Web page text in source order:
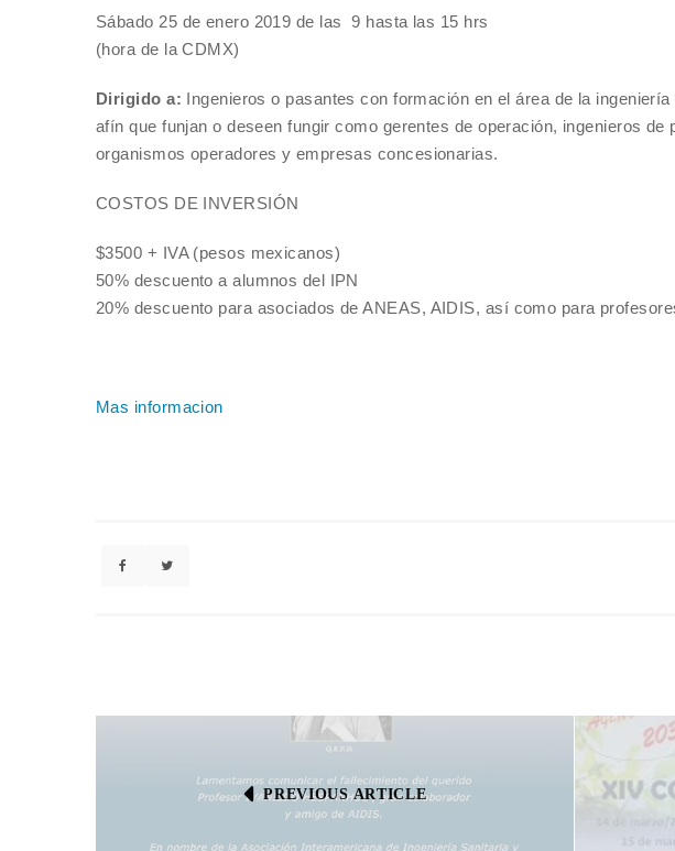
Sábado 25 de enero 2019 de las 9 hasta las 15 hrs
(hora de la CDMX)
Dirigido a: Ingenieros o pasantes con formación en el área de la
afín que funjan o deseen fungir como gerentes de operación, ingenieros
organismos operadores y empresas concesionarias.
COSTOS DE INVERSIÓN
$3500 + IVA (pesos mexicanos)
50% descuento a alumnos del IPN
20% descuento para asociados de ANEAS, AIDIS, así como para
Mas informacion
PREVIOUS ARTICLE